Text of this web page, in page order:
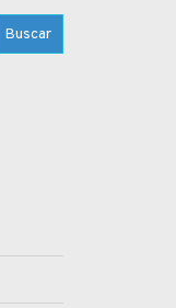
Buscar: